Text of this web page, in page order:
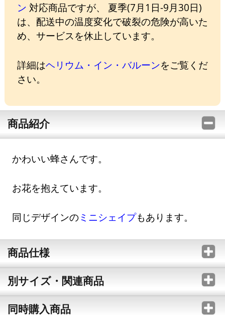
ン 対応商品ですが、 夏季(7月1日-9月30日)
は、配送中の温度変化で破裂の危険が高いた
め、サービスを休止しています。
詳細はヘリウム・イン・バルーンをご覧くだ
さい。
商品紹介
かわいい蜂さんです。
お花を抱えています。
同じデザインのミニシェイプもあります。
商品仕様
別サイズ・関連商品
同時購入商品